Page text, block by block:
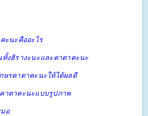
ะนะคืออะไร
ทั้งฮิรางะนะและคาตาคะนะ
ษรคาตาคะนะให้ได้ผลดี
าตาคะนะแบบรูปภาพ
อ